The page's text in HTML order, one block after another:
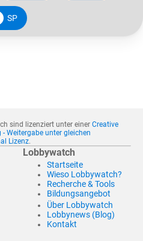
SP
sind lizenziert unter einer Creative
Weitergabe unter gleichen
Lizenz.
Lobbywatch
Startseite
Wieso Lobbywatch?
Recherche & Tools
Bildungsangebot
Über Lobbywatch
Lobbynews (Blog)
Kontakt